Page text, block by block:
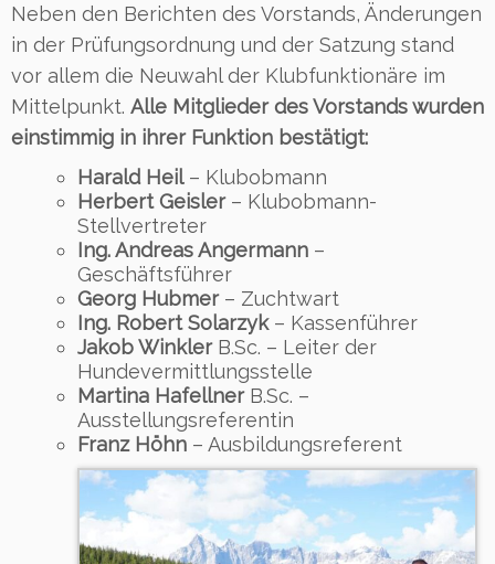
Neben den Berichten des Vorstands, Änderungen
in der Prüfungsordnung und der Satzung stand
vor allem die Neuwahl der Klubfunktionäre im
Mittelpunkt. Alle Mitglieder des Vorstands wurden
einstimmig in ihrer Funktion bestätigt:
Harald Heil– Klubobmann
Herbert Geisler– Klubobmann-
Stellvertreter
Ing. Andreas Angermann –
Geschäftsführer
Georg Hubmer– Zuchtwart
Ing. Robert Solarzyk– Kassenführer
Jakob WinklerB.Sc. – Leiter der
Hundevermittlungsstelle
Martina HafellnerB.Sc. –
Ausstellungsreferentin
Franz Höhn – Ausbildungsreferent